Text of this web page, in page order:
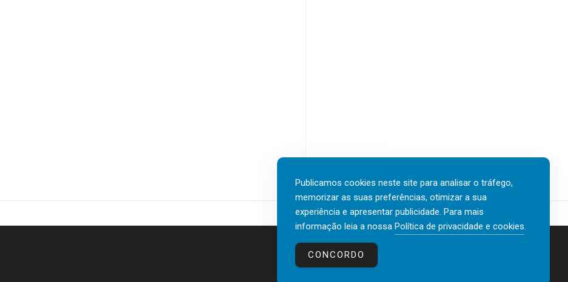
Contactos
Publicamos cookies neste site para analisar o tráfego,
memorizar as suas preferências, otimizar a sua
experiência e apresentar publicidade. Para mais
informação leia a nossa Política de privacidade e cookies.
CONCORDO